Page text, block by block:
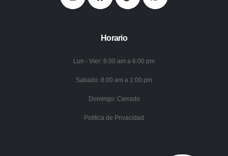
Horario
Lun - Vier: 8:00 am a 6:00 pm
Sabado: 8:00 am a 1:00 pm
Domingo: Cerrado
Politica de Privacidad